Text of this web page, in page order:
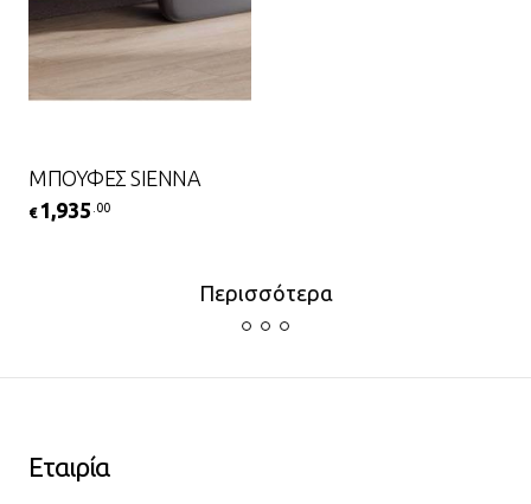
ΜΠΟΥΦΕΣ SIENNA
€ 1,935 .00
Περισσότερα
Εταιρία